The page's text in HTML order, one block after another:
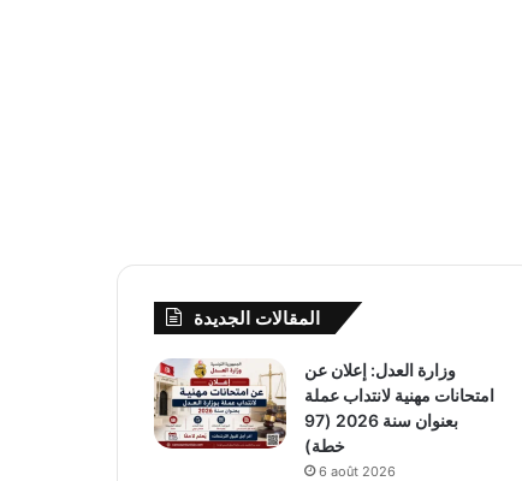
المقالات الجديدة
وزارة العدل: إعلان عن
امتحانات مهنية لانتداب عملة
بعنوان سنة 2026 (97
خطة)
6 août 2026